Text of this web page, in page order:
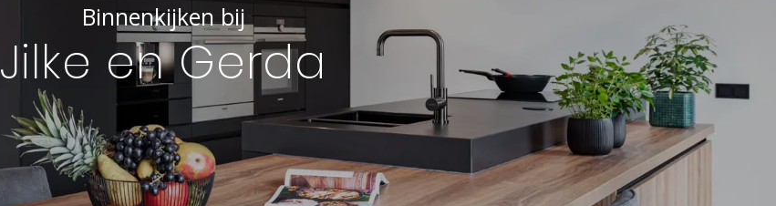
Binnenkijken bij
Jilke en Gerda